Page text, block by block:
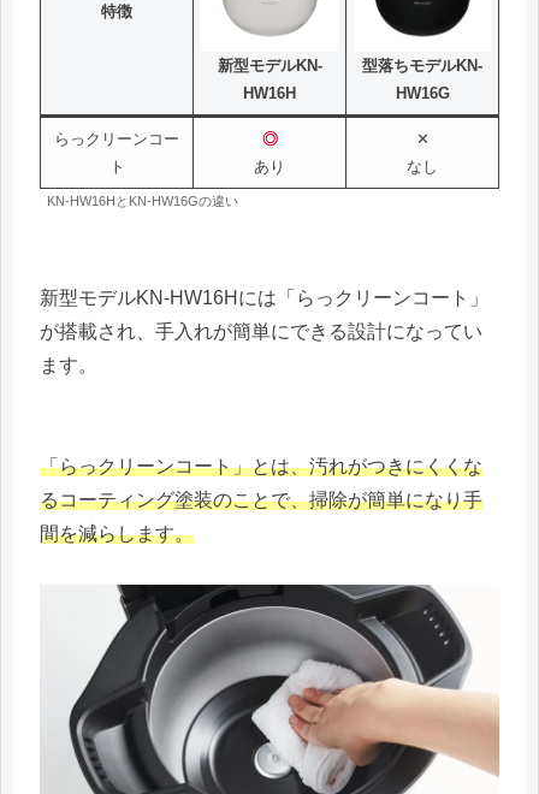
特徴
新型モデルKN-
HW16H
型落ちモデルKN-
HW16G
らっクリーンコー
ト
◎
あり
✕
なし
KN-HW16HとKN-HW16Gの違い
新型モデルKN-HW16Hには「らっクリーンコート」
が搭載され、手入れが簡単にできる設計になってい
ます。
「らっクリーンコート」とは、汚れがつきにくくな
るコーティング塗装のことで、掃除が簡単になり手
間を減らします。